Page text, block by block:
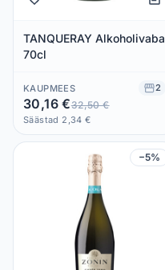
TANQUERAY Alkoholivaba
70cl
KAUPMEES 2
30,16 €32,50 €
Säästad 2,34 €
−5%